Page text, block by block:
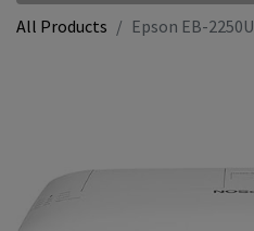
All Products Epson EB-2250U